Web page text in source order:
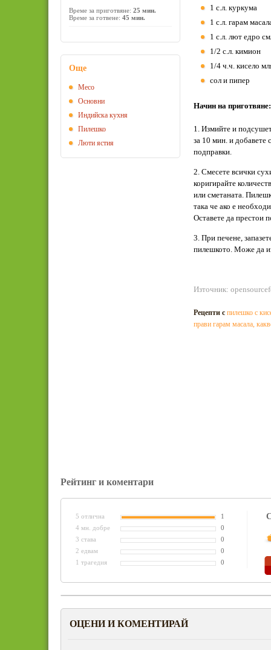
1 с.л. куркума
1 с.л. гарам
1 с.л. лют едро
1/2 с.л. кимион
1/4 ч.ч. кисело
сол и пипер
Начин на приготвяне:
1. Измийте и
за 10 мин. и добавете
подправки.
2. Смесете всички
коригирайте
или сметаната.
така че ако е
Оставете да престои
3. При печене,
пилешкото. Може да
Източник:
Рецепти с пилешко с
прави гарам масала,
Време за приготвяне: 25 мин.
Време за готвене: 45 мин.
Още
Месо
Основни
Индийска кухня
Пилешко
Люти ястия
Рейтинг и коментари
5 отлична
1
4 мн. добре
0
3 става
0
2 едвам
0
1 трагедия
0
ОЦЕНИ И КОМЕНТИРАЙ